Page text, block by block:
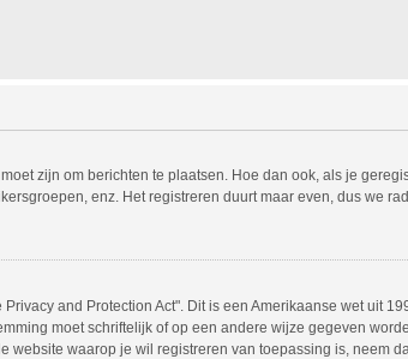
zijn om berichten te plaatsen. Hoe dan ook, als je
enz. Het registreren duurt maar even, dus we
and Protection Act". Dit is een Amerikaanse wet
moet schriftelijk of op een andere wijze gegeven
website waarop je wil registreren van toepassing is,